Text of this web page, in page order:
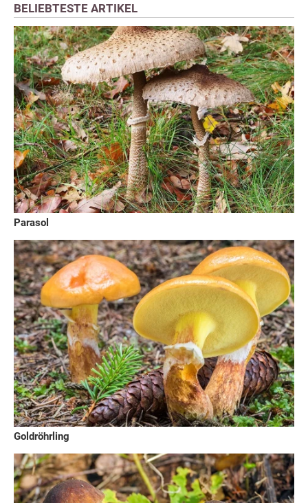
BELIEBTESTE ARTIKEL
Parasol
Goldröhrling